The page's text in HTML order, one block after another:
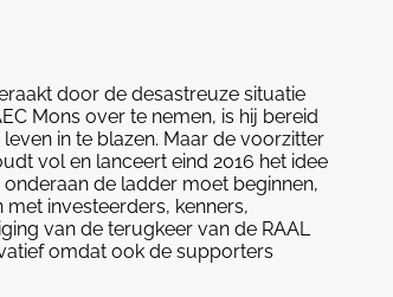
door de desastreuze situatie
Mons over te nemen, is hij bereid
in te blazen. Maar de voorzitter
vol en lanceert eind 2016 het idee
de ladder moet beginnen,
investeerders, kenners,
van de terugkeer van de RAAL
omdat ook de supporters